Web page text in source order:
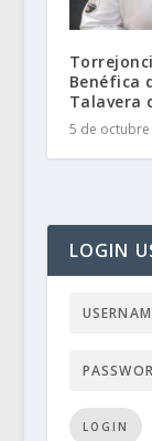
Benéfica
Talavera
5 de octubre
LOGIN
LOGIN